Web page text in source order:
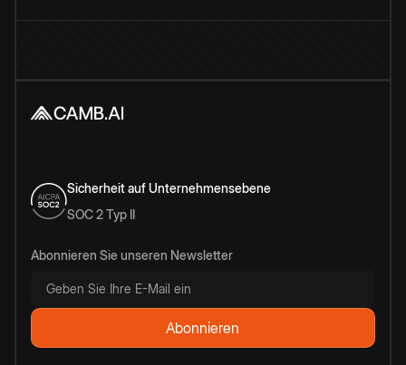
Sicherheit auf Unternehmensebene
SOC 2 Typ II
Abonnieren Sie unseren Newsletter